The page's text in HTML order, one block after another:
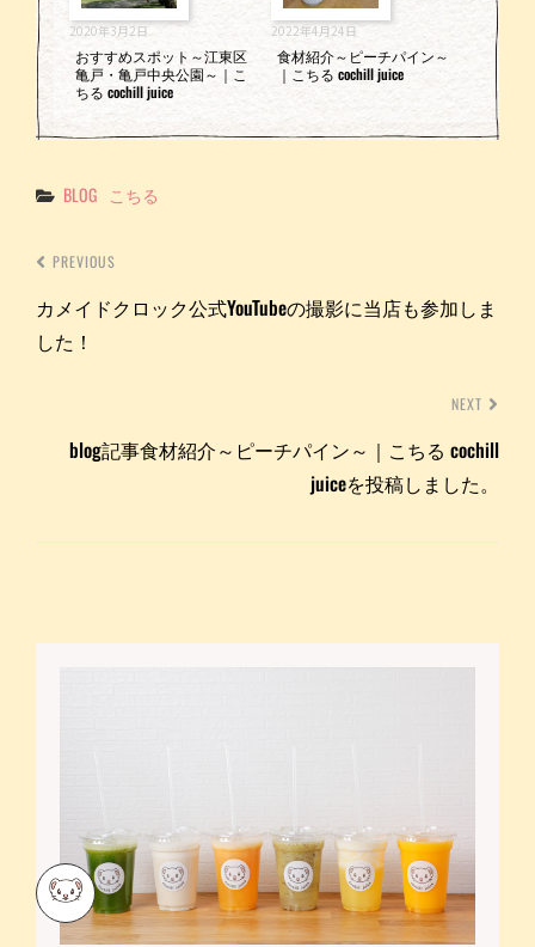
2020年3月2日
おすすめスポット～江東区
亀戸・亀戸中央公園～｜こ
ちる cochill juice
2022年4月24日
食材紹介～ピーチパイン～
｜こちる cochill juice
Categories
BLOG こちる
PREVIOUS
カメイドクロック公式YouTubeの撮影に当店も参加しま
した！
NEXT
blog記事食材紹介～ピーチパイン～｜こちる cochill
juiceを投稿しました。